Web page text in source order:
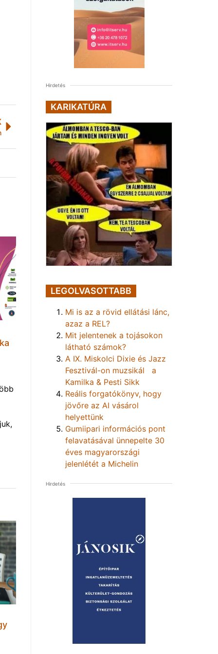
Hirdetés
KARIKATÚRA
LEGOLVASOTTABB
Mi is az a rövid ellátási lánc,
azaz a REL?
Mit jelentenek a tojásokon
látható számok?
A IX. Miskolci Dixie és Jazz
Fesztivál-on muzsikál a
Kamilka & Pesti Sikk
Reális forgatókönyv, hogy
jövőre az AI vásárol
helyettünk
Gumiipari információs pont
felavatásával ünnepelte 30
éves magyarországi
jelenlétét a Michelin
Hirdetés